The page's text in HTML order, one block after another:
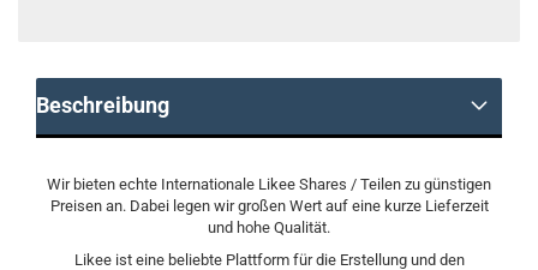
Beschreibung
Wir bieten echte Internationale Likee Shares / Teilen zu günstigen
Preisen an. Dabei legen wir großen Wert auf eine kurze Lieferzeit
und hohe Qualität.
Likee ist eine beliebte Plattform für die Erstellung und den